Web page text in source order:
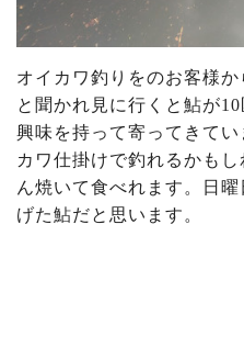
オイカワ釣りをのお客様
と聞かれ見に行くと鮎が
興味を持って寄ってきて
カワ仕掛けで釣れるかも
ん焼いて食べれます。日
げた鮎だと思います。